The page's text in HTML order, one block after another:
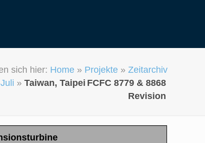
sich hier: Home» Projekte» Zeitarchiv
» Taiwan, Taipei FCFC 8779 & 8868
Revision